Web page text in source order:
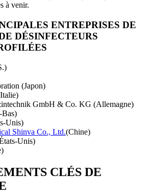
à venir.
ENTREPRISES DE
DÉSINFECTEURS
(Japon)
GmbH & Co. KG (Allemagne)
Bas)
Unis)
Shinva Co., Ltd.(Chine)
Unis)
CLÉS DE